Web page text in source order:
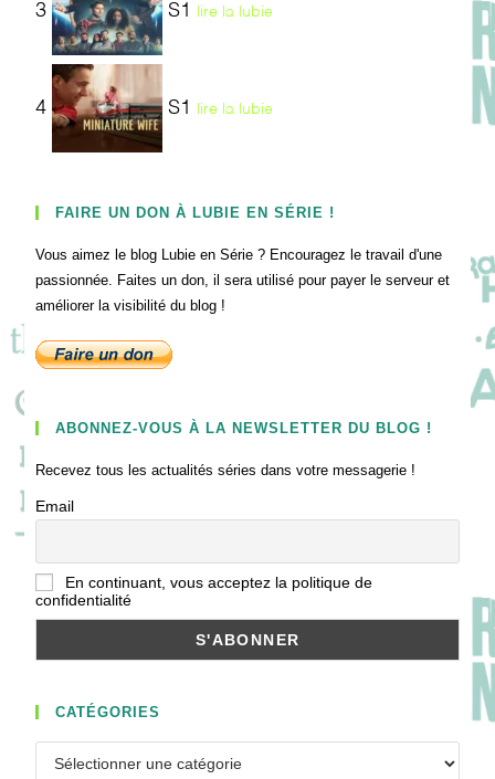
3 S1 lire la lubie
4 S1 lire la lubie
FAIRE UN DON À LUBIE EN SÉRIE !
Vous aimez le blog Lubie en Série ? Encouragez le travail d'une
passionnée. Faites un don, il sera utilisé pour payer le serveur et
améliorer la visibilité du blog !
ABONNEZ-VOUS À LA NEWSLETTER DU BLOG !
Recevez tous les actualités séries dans votre messagerie !
Email
En continuant, vous acceptez la politique de
confidentialité
CATÉGORIES